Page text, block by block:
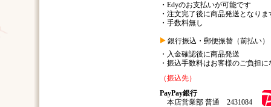
・Edyのお支払いが可能です
・注文完了後に商品発送となりま
・手数料無し
銀行振込・郵便振替（前払い）
・入金確認後に商品発送
・振込手数料はお客様のご負担
（振込先）
PayPay銀行
本店営業部 普通 2431084